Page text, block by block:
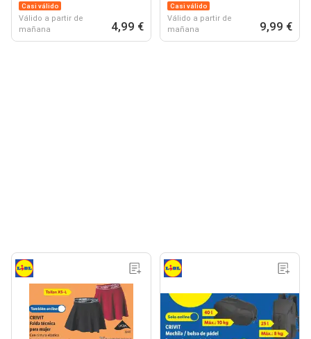
Casi válido
Válido a partir de
mañana
4,99 €
Casi válido
Válido a partir de
mañana
9,99 €